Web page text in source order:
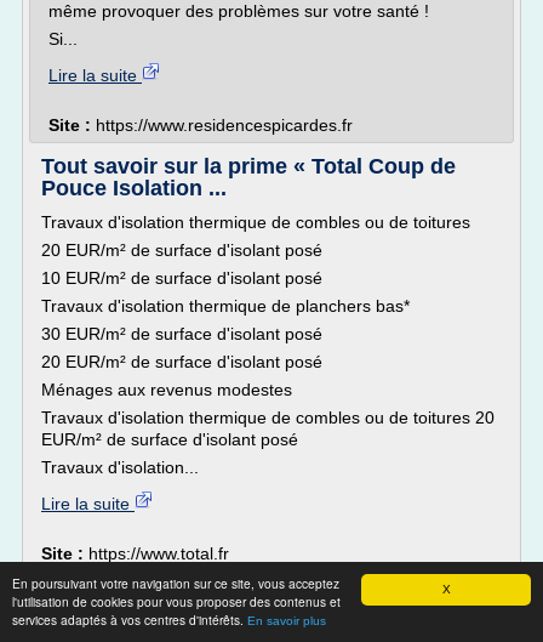
X
En poursuivant votre navigation sur ce site, vous acceptez
l'utilisation de cookies pour vous proposer des contenus et
services adaptés à vos centres d'intérêts. En savoir plus
même provoquer des problèmes sur votre santé !
Si...
Lire la suite
Site : https://www.residencespicardes.fr
Tout savoir sur la prime « Total Coup de
Pouce Isolation ...
Travaux d'isolation thermique de combles ou de toitures
20 EUR/m² de surface d'isolant posé
10 EUR/m² de surface d'isolant posé
Travaux d'isolation thermique de planchers bas*
30 EUR/m² de surface d'isolant posé
20 EUR/m² de surface d'isolant posé
Ménages aux revenus modestes
Travaux d'isolation thermique de combles ou de toitures 20
EUR/m² de surface d'isolant posé
Travaux d'isolation...
Lire la suite
Site : https://www.total.fr
Thèmes liés :devis d'isolation des combles /
norme isolation thermique toiture/isolation
thermique combles devis/resistance thermique